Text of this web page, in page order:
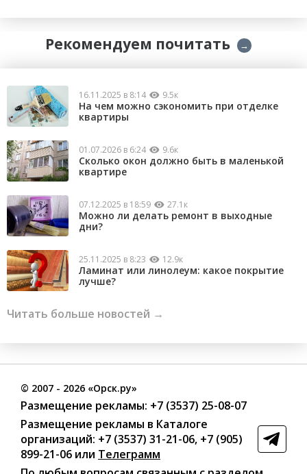
Рекомендуем почитать →
16.11.2025 в 8:14 9.5к
На чем можно сэкономить при отделке
квартиры
01.07.2026 в 6:24 9.6к
Сколько окон должно быть в маленькой
квартире
07.12.2025 в 18:59 27.1к
Можно ли делать ремонт в выходные
дни?
25.11.2025 в 8:23 12.9к
Ламинат или линолеум: какое покрытие
лучше?
Читать больше новостей →
© 2007 - 2026 «Орск.ру»
Размещение рекламы: +7 (3537) 25-08-07
Размещение рекламы в Каталоге
организаций: +7 (3537) 31-21-06, +7 (905)
899-21-06 или Телеграмм